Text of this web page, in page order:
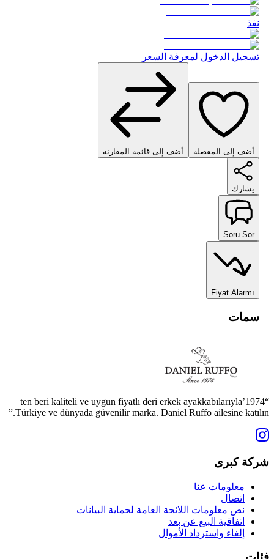
نفذ
تسجيل الدخول لمعرفة السعر
أضف إلى المفضلة أضف إلى قائمة المقارنة
يشارك
Soru Sor
Fiyat Alarmı
سمات
“1974’ten beri kaliteli ve uygun fiyatlı deri erkek ayakkabılarıyla
Türkiye ve dünyada güvenilir marka. Daniel Ruffo ailesine katılın.”
شركة كبرى
معلومات عنا
اتصال
نص معلومات اللائحة العامة لحماية البيانات
اتفاقية البيع عن بعد
إلغاء واسترداد الأموال